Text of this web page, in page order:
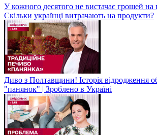
У кожного десятого не вистачає грошей на
Скільки українці витрачають на продукти?
Диво з Полтавщини! Історія відродження
"панянок" | Зроблено в Україні